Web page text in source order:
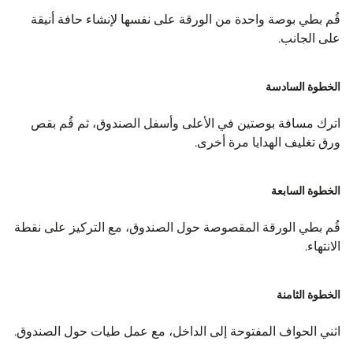
قُم بطي بوصة واحدة من الورقة على نفسها لإنشاء حافة أنيقة
على الجانب.
الخطوة السادسة
اترك مسافة بوصتين في الأعلى وأسفل الصندوق، ثم قُم بقص
ورق تغليف الهدايا مرة أخرى.
الخطوة السابعة
قُم بطي الورقة المقصوصة حول الصندوق، مع التركيز على نقطة
الانتهاء.
الخطوة الثامنة
اثني الحواف المفتوحة إلى الداخل، مع عمل طيات حول الصندوق.